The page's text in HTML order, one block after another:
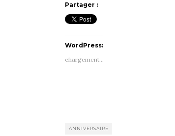
Partager :
WordPress:
chargement…
ANNIVERSAIRE